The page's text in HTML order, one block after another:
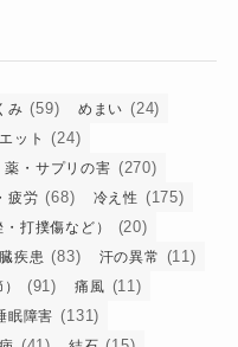
み (59) めまい (24)
ット (24)
薬・サプリの害 (270)
疲労 (68) 冷え性 (175)
打撲傷など） (20)
疾患 (83) 汗の異常 (11)
(91) 痛風 (11)
眠障害 (131)